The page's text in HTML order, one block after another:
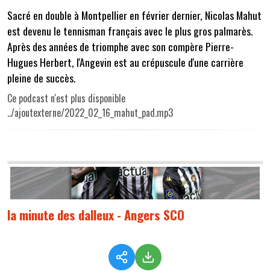
Sacré en double à Montpellier en février dernier, Nicolas Mahut
est devenu le tennisman français avec le plus gros palmarès.
Après des années de triomphe avec son compère Pierre-
Hugues Herbert, l'Angevin est au crépuscule d'une carrière
pleine de succès.
Ce podcast n'est plus disponible
../ajoutexterne/2022_02_16_mahut_pad.mp3
la minute des dalleux - Angers SCO